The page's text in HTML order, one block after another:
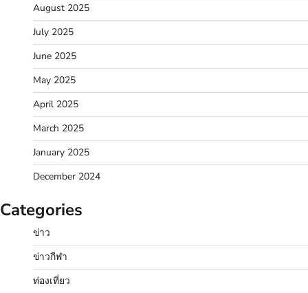
August 2025
July 2025
June 2025
May 2025
April 2025
March 2025
January 2025
December 2024
Categories
ข่าว
ข่าวกีฬา
ท่องเที่ยว